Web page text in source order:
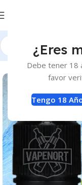
¿Eres
Debe tener 18
favor
Tengo 18
Inicio E-Liquids